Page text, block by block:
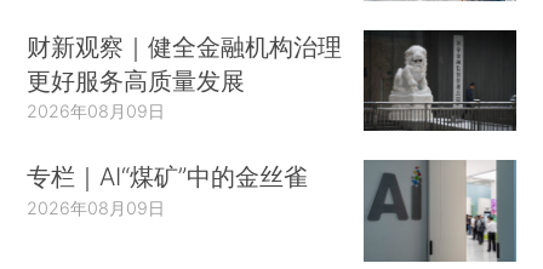
财新观察｜健全金融机构治理
更好服务高质量发展
2026年08月09日
专栏｜AI“煤矿”中的金丝雀
2026年08月09日